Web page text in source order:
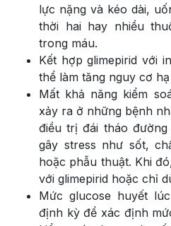
lực nặng và kéo dài,
thời hai hay nhiều
trong máu.
Kết hợp glimepirid với
thể làm tăng nguy cơ
Mất khả năng kiểm
xảy ra ở những bệnh
điều trị đái tháo
gây stress như sốt,
hoặc phẫu thuật. Khi
với glimepirid hoặc chỉ
Mức glucose huyết
định kỳ để xác định